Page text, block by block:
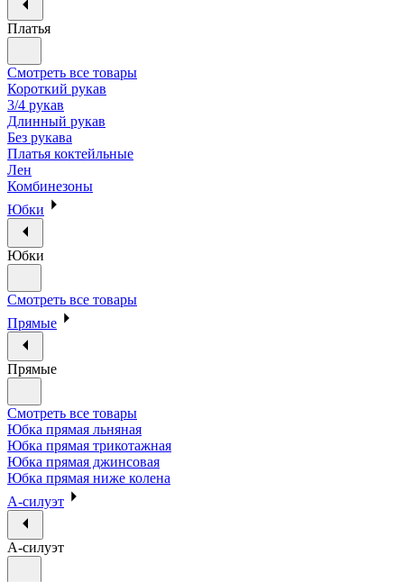
Платья
Смотреть все товары
Короткий рукав
3/4 рукав
Длинный рукав
Без рукава
Платья коктейльные
Лен
Комбинезоны
Юбки
Юбки
Смотреть все товары
Прямые
Прямые
Смотреть все товары
Юбка прямая льняная
Юбка прямая трикотажная
Юбка прямая джинсовая
Юбка прямая ниже колена
А-силуэт
А-силуэт